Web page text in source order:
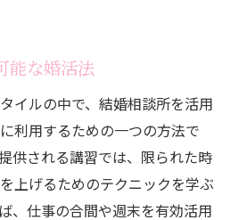
能な婚活法
イルの中で、結婚相談所を活用
利用するための一つの方法で
供される講習では、限られた時
上げるためのテクニックを学ぶ
、仕事の合間や週末を有効活用